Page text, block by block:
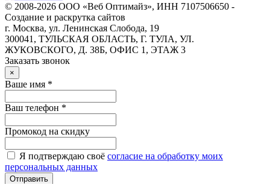
© 2008-2026 ООО «Веб Оптимайз», ИНН 7107506650 -
Создание и раскрутка сайтов
г. Москва, ул. Ленинская Слобода, 19
300041, ТУЛЬСКАЯ ОБЛАСТЬ, Г. ТУЛА, УЛ.
ЖУКОВСКОГО, Д. 38Б, ОФИС 1, ЭТАЖ 3
Заказать звонок
×
Ваше имя *
Ваш телефон *
Промокод на скидку
Я подтверждаю своё согласие на обработку моих
персональных данных
Отправить